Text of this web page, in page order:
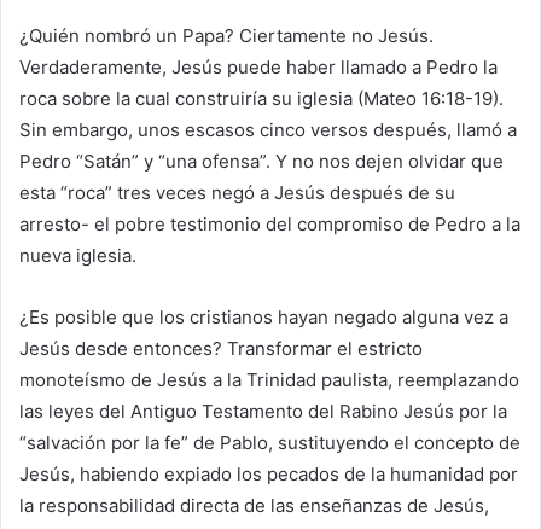
¿Quién nombró un Papa? Ciertamente no Jesús.
Verdaderamente, Jesús puede haber llamado a Pedro la
roca sobre la cual construiría su iglesia (Mateo 16:18-19).
Sin embargo, unos escasos cinco versos después, llamó a
Pedro “Satán” y “una ofensa”. Y no nos dejen olvidar que
esta “roca” tres veces negó a Jesús después de su
arresto- el pobre testimonio del compromiso de Pedro a la
nueva iglesia.
¿Es posible que los cristianos hayan negado alguna vez a
Jesús desde entonces? Transformar el estricto
monoteísmo de Jesús a la Trinidad paulista, reemplazando
las leyes del Antiguo Testamento del Rabino Jesús por la
“salvación por la fe” de Pablo, sustituyendo el concepto de
Jesús, habiendo expiado los pecados de la humanidad por
la responsabilidad directa de las enseñanzas de Jesús,